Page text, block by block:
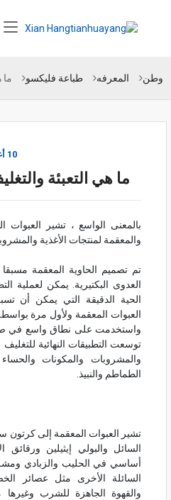
وطن المعرفه طباعة فليكسو ما
10 أغسطس
ما هي التعبئة
بالمعنى الواسع ، تشير العبوات
والمعقمة لمنتجات الأغذية
تم تصميم الحاوية المعقمة مسبقا
العدوى البكتيرية. يمكن لعملية
الحية الدقيقة التي يمكن أن
واستخدمت على نطاق واسع في
توسعت التطبيقات النهائية
والمشروبات والمكونات
الطماطم والنبيذ.
تشير العبوات المعقمة إلى
السائل والبولي إيثيلين
أساسي في الحليب والزبادي
السائلة الأخرى مثل عصائر
والقهوة الجاهزة للشرب وغيرها